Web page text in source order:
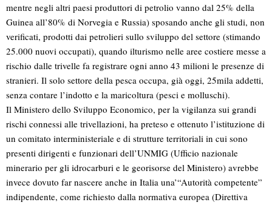
mentre negli altri paesi produttori di petrolio vanno dal 25% della
Guinea all’80% di Norvegia e Russia) sposando anche gli studi, non
verificati, prodotti dai petrolieri sullo sviluppo del settore (stimando
25.000 nuovi occupati), quando ilturismo nelle aree costiere messe a
rischio dalle trivelle fa registrare ogni anno 43 milioni le presenze di
stranieri. Il solo settore della pesca occupa, già oggi, 25mila addetti,
senza contare l’indotto e la maricoltura (pesci e molluschi).
Il Ministero dello Sviluppo Economico, per la vigilanza sui grandi
rischi connessi alle trivellazioni, ha preteso e ottenuto l’istituzione di
un comitato interministeriale e di strutture territoriali in cui sono
presenti dirigenti e funzionari dell’UNMIG (Ufficio nazionale
minerario per gli idrocarburi e le georisorse del Ministero) avrebbe
invece dovuto far nascere anche in Italia una’“Autorità competente”
indipendente, come richiesto dalla normativa europea (Direttiva